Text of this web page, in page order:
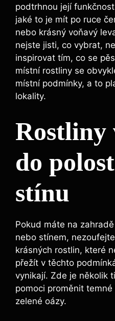
podtrhnou její
jaké to je mít po ruce
nebo krásný voňavý
nejste jisti, co vybrat,
inspirovat tím, co se
místní rostliny se
místní podmínky, a to
lokality.
Rostliny
do
stínu
Pokud máte na
nebo stínem,
krásných rostlin, které
přežít v těchto
vynikají. Zde je několik
pomoci proměnit
zelené oázy.